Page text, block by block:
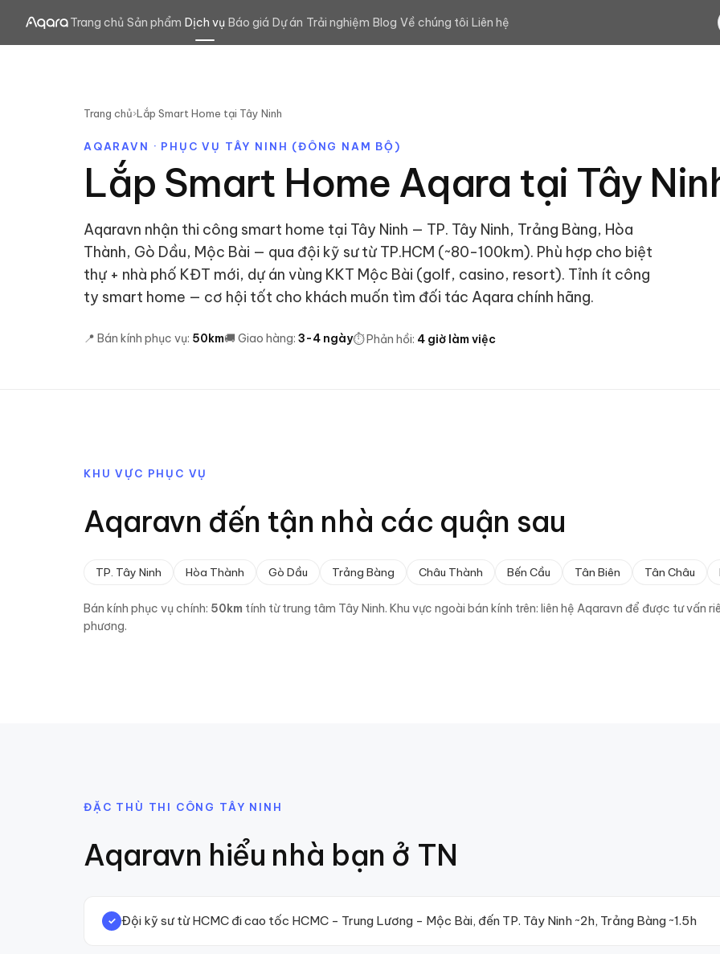
Trang chủ Sản phẩm Dịch vụ Báo giá Dự án Trải nghiệm Blog Về chúng tôi Liên hệ
Trang chủ›Lắp Smart Home tại Tây Ninh
AQARAVN · PHỤC VỤ TÂY NINH (ĐÔNG NAM BỘ)
Lắp Smart Home Aqara tại Tây
Aqaravn nhận thi công smart home tại Tây Ninh — TP. Tây Ninh, Trảng Bàng, Hòa
Thành, Gò Dầu, Mộc Bài — qua đội kỹ sư từ TP.HCM (~80-100km). Phù hợp cho biệt
thự + nhà phố KĐT mới, dự án vùng KKT Mộc Bài (golf, casino, resort). Tỉnh ít công
ty smart home — cơ hội tốt cho khách muốn tìm đối tác Aqara chính hãng.
📍 Bán kính phục vụ: 50km🚚 Giao hàng: 3-4 ngày⏱️ Phản hồi: 4 giờ làm việc
KHU VỰC PHỤC VỤ
Aqaravn đến tận nhà các quận sau
TP. Tây Ninh Hòa Thành Gò Dầu Trảng Bàng Châu Thành Bến Cầu Tân Biên Tân Châu
Bán kính phục vụ chính: 50km tính từ trung tâm Tây Ninh. Khu vực ngoài bán kính trên: liên hệ Aqaravn để được tư
phương.
ĐẶC THÙ THI CÔNG TÂY NINH
Aqaravn hiểu nhà bạn ở TN
✓ Đội kỹ sư từ HCMC đi cao tốc HCMC - Trung Lương - Mộc Bài, đến TP. Tây Ninh ~2h, Trảng Bàng ~1.5h